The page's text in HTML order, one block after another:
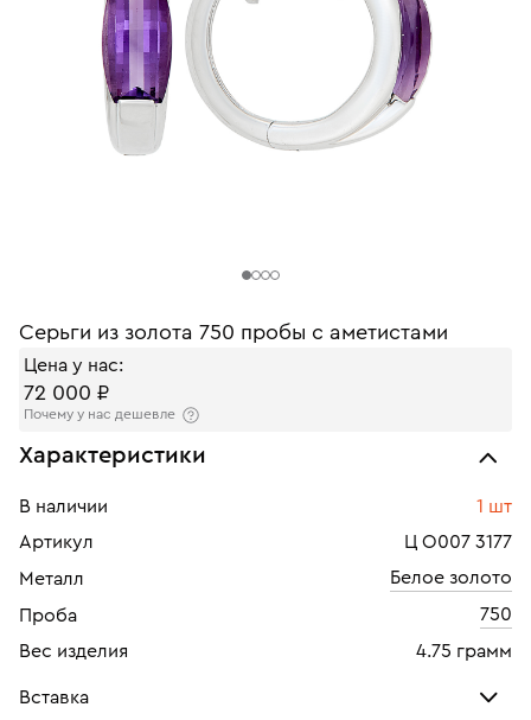
Серьги из золота 750 пробы с аметистами
Цена у нас:
72 000 ₽
Почему у нас дешевле
Характеристики
В наличии
1 шт
Артикул
Ц О007 3177
Металл
Белое золото
Проба
750
Вес изделия
4.75 грамм
Вставка